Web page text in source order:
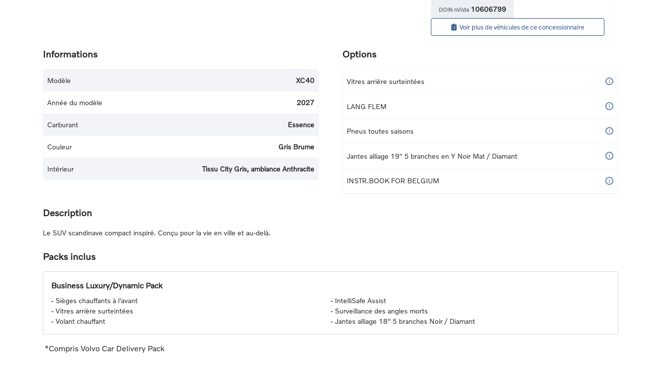
DOIN nVista 10606799
Voir plus de véhicules de ce concessionnaire
Informations
Modèle XC40
Année du modèle 2027
Carburant Essence
Couleur Gris Brume
Intérieur Tissu City Gris, ambiance Anthracite
Options
Vitres arrière surteintées
LANG FLEM
Pneus toutes saisons
Jantes alliage 19" 5 branches en Y Noir Mat / Diamant
INSTR.BOOK FOR BELGIUM
Description
Le SUV scandinave compact inspiré. Conçu pour la vie en ville et au-delà.
Packs inclus
Business Luxury/Dynamic Pack
- Sièges chauffants à l'avant - IntelliSafe Assist
- Vitres arrière surteintées - Surveillance des angles morts
- Volant chauffant - Jantes alliage 18" 5 branches Noir / Diamant
*Compris Volvo Car Delivery Pack